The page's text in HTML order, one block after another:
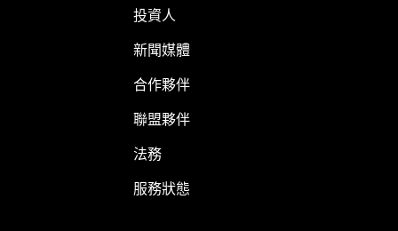
投資人
新聞媒體
合作夥伴
聯盟夥伴
法務
服務狀態